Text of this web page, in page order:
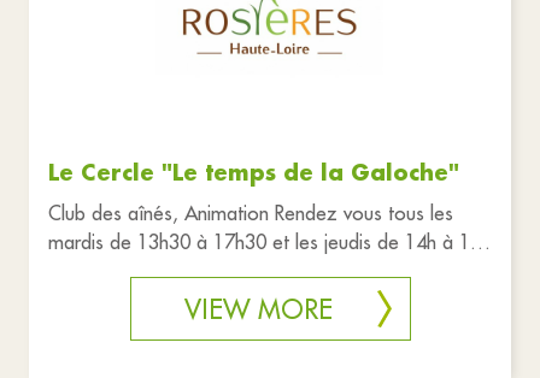
Le Cercle "Le temps de la Galoche"
Club des aînés, Animation Rendez vous tous les
mardis de 13h30 à 17h30 et les jeudis de 14h à 18h
VIEW MORE